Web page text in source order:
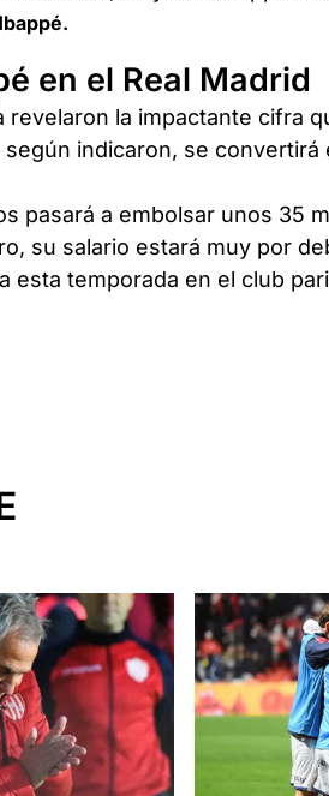
en el Real Madrid
revelaron la impactante cifra
según indicaron, se convertirá
pasará a embolsar unos 35
su salario estará muy por
esta temporada en el club